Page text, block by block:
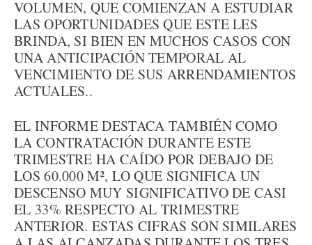
VOLUMEN, QUE COMIENZAN A ESTUDIAR
LAS OPORTUNIDADES QUE ESTE LES
BRINDA, SI BIEN EN MUCHOS CASOS CON
UNA ANTICIPACIÓN TEMPORAL AL
VENCIMIENTO DE SUS ARRENDAMIENTOS
ACTUALES..
EL INFORME DESTACA TAMBIÉN COMO
LA CONTRATACIÓN DURANTE ESTE
TRIMESTRE HA CAÍDO POR DEBAJO DE
LOS 60.000 M², LO QUE SIGNIFICA UN
DESCENSO MUY SIGNIFICATIVO DE CASI
EL 33% RESPECTO AL TRIMESTRE
ANTERIOR. ESTAS CIFRAS SON SIMILARES